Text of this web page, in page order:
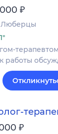
₽
Люберцы
работы
₽